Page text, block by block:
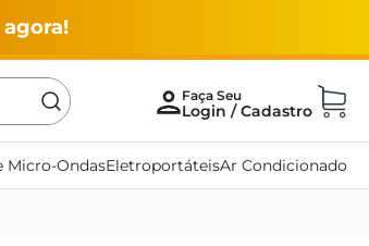
Micro-OndasEletroportáteisAr Condicionado